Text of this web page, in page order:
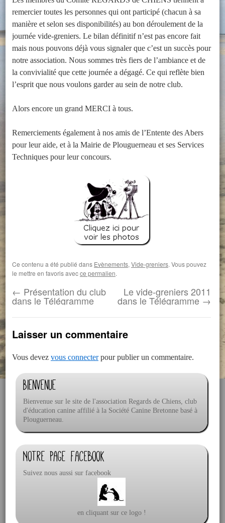
remercier toutes les personnes qui ont participé (chacun à sa
manière et selon ses disponibilités) au bon déroulement de la
journée vide-greniers. Le bilan définitif n’est pas encore fait
mais nous pouvons déjà vous signaler que c’est un succès pour
notre association. Nous sommes très fiers de l’ambiance et de
la convivialité que cette journée a dégagé. Ce qui reflète bien
l’esprit que nous voulons garder au sein de notre club.
Alors encore un grand MERCI à tous.
Remerciements également à nos amis de l’Entente des Abers
pour leur aide, et à la Mairie de Plouguerneau et ses Services
Techniques pour leur concours.
Ce contenu a été publié dans Evènements, Vide-greniers. Vous pouvez
le mettre en favoris avecce permalien.
← Présentation du club
dans le Télégramme
Le vide-greniers 2011
dans le Télégramme →
Laisser un commentaire
Vous devez vous connecterpour publier un commentaire.
Bienvenue
Bienvenue sur le site de l'association Regards de Chiens, club
d'éducation canine affilié à la Société Canine Bretonne basé à
Plouguerneau.
Notre page facebook
Suivez nous aussi sur facebook
en cliquant sur ce logo !